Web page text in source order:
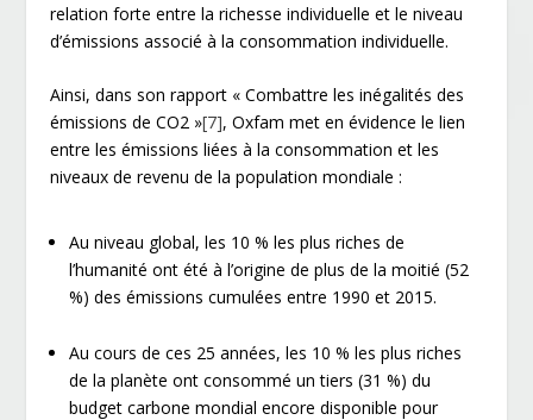
relation forte entre la richesse individuelle et le niveau
d’émissions associé à la consommation individuelle.
Ainsi, dans son rapport « Combattre les inégalités des
émissions de CO2 »[7], Oxfam met en évidence le lien
entre les émissions liées à la consommation et les
niveaux de revenu de la population mondiale :
Au niveau global, les 10 % les plus riches de
l’humanité ont été à l’origine de plus de la moitié (52
%) des émissions cumulées entre 1990 et 2015.
Au cours de ces 25 années, les 10 % les plus riches
de la planète ont consommé un tiers (31 %) du
budget carbone mondial encore disponible pour